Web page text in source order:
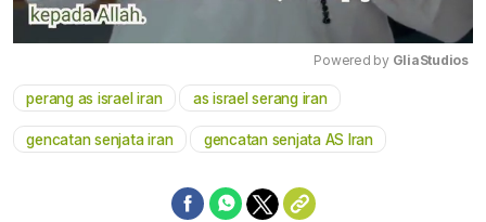
Powered by GliaStudios
perang as israel iran as israel serang iran
gencatan senjata iran gencatan senjata AS Iran